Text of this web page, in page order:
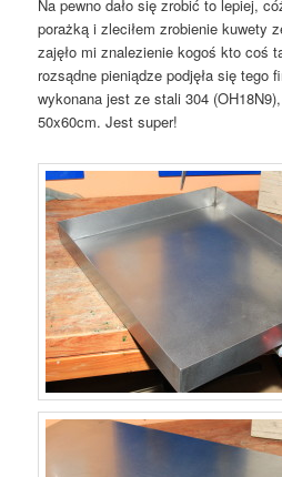
Na pewno dało się zrobić to lepiej,
porażką i zleciłem zrobienie kuwety
zajęło mi znalezienie kogoś kto coś
rozsądne pieniądze podjęła się tego
wykonana jest ze stali 304
50x60cm. Jest super!